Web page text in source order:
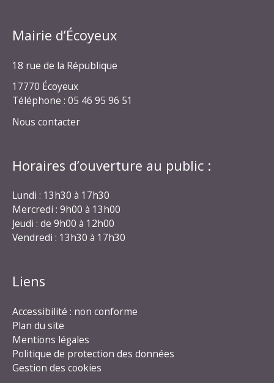
Mairie d’Écoyeux
18 rue de la République
17770 Écoyeux
Téléphone : 05 46 95 96 51
Nous contacter
Horaires d’ouverture au public :
Lundi : 13h30 à 17h30
Mercredi : 9h00 à 13h00
Jeudi : de 9h00 à 12h00
Vendredi : 13h30 à 17h30
Liens
Accessibilité : non conforme
Plan du site
Mentions légales
Politique de protection des données
Gestion des cookies